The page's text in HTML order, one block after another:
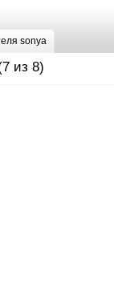
sonya
из 8)